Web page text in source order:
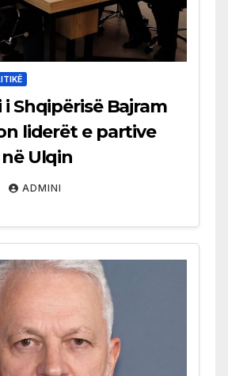
Shqipërisë Bajram
liderët e partive
Ulqin
ADMINI